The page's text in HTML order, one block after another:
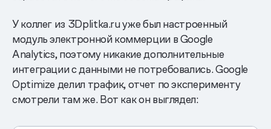
У коллег из 3Dplitka.ru уже был настроенный
модуль электронной коммерции в Google
Analytics, поэтому никакие дополнительные
интеграции с данными не потребовались. Google
Optimize делил трафик, отчет по эксперименту
смотрели там же. Вот как он выглядел: